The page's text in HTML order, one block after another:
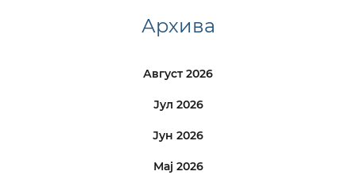
Архива
Август 2026
Јул 2026
Јун 2026
Мај 2026